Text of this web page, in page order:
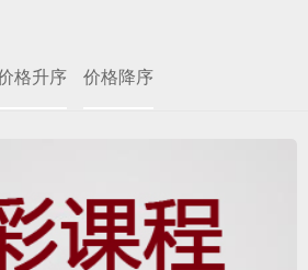
格升序 价格降序